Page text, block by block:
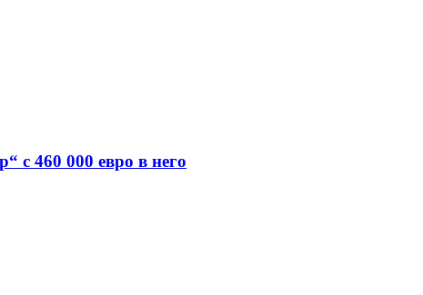
с 460 000 евро в него